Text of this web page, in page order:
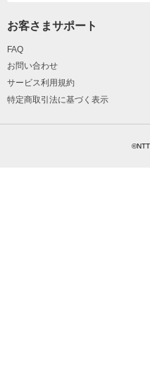
お客さまサポート
FAQ
お問い合わせ
サービス利用規約
特定商取引法に基づく表示